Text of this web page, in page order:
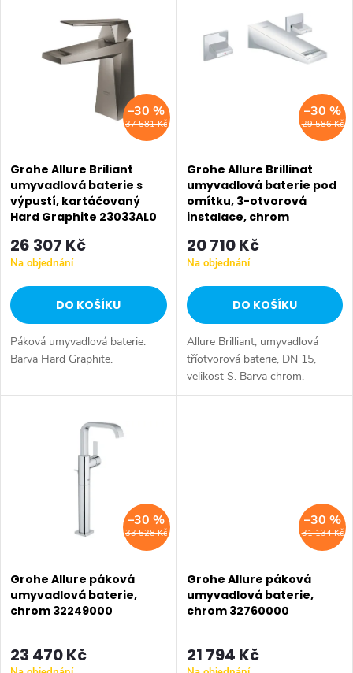
p
r
o
d
u
k
t
ů
Nejprodávanější
Abecedně
p
r
o
d
u
k
t
37 581 Kč
–30 %
Grohe Allure Briliant
umyvadlová baterie s
výpustí, kartáčovaný
Hard Graphite 23033AL0
26 307 Kč
Na objednání
DO KOŠÍKU
Páková umyvadlová baterie.
Barva Hard Graphite.
29 586 Kč
–30 %
Grohe Allure Brillinat
umyvadlová baterie pod
omítku, 3-otvorová
instalace, chrom
20 710 Kč
Na objednání
DO KOŠÍKU
Allure Brilliant, umyvadlová
tříotvorová baterie, DN 15,
velikost S. Barva chrom.
33 528 Kč
–30 %
Grohe Allure páková
umyvadlová baterie,
chrom 32249000
23 470 Kč
31 134 Kč
–30 %
Grohe Allure páková
umyvadlová baterie,
chrom 32760000
21 794 Kč